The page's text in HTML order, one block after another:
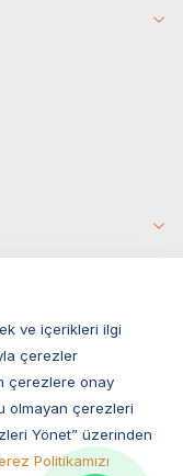
ve içerikleri ilgi
çerezler
çerezlere onay
olmayan çerezleri
Yönet” üzerinden
Politikamızı